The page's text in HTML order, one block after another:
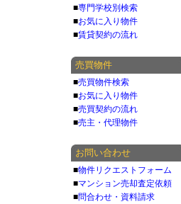
■専門学校別検索
■お気に入り物件
■賃貸契約の流れ
売買物件
■売買物件検索
■お気に入り物件
■売買契約の流れ
■売主・代理物件
お問い合わせ
■物件リクエストフォーム
■マンション売却査定依頼
■問合わせ・資料請求